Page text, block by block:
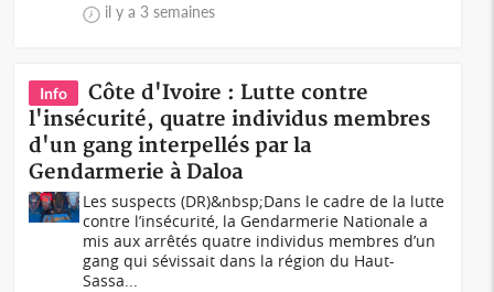
il y a 3 semaines
Info
Côte d'Ivoire : Lutte contre
l'insécurité, quatre individus membres
d'un gang interpellés par la
Gendarmerie à Daloa
Les suspects (DR)&nbsp;Dans le cadre de la lutte
contre l’insécurité, la Gendarmerie Nationale a
mis aux arrêtés quatre individus membres d’un
gang qui sévissait dans la région du Haut-
Sassa...